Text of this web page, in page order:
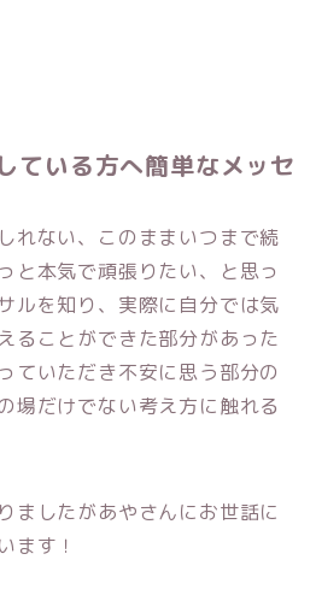
ている方へ簡単なメッセ
れない、このままいつまで続
と本気で頑張りたい、と思っ
ルを知り、実際に自分では気
ることができた部分があった
ていただき不安に思う部分の
場だけでない考え方に触れる
ましたがあやさんにお世話に
ます！